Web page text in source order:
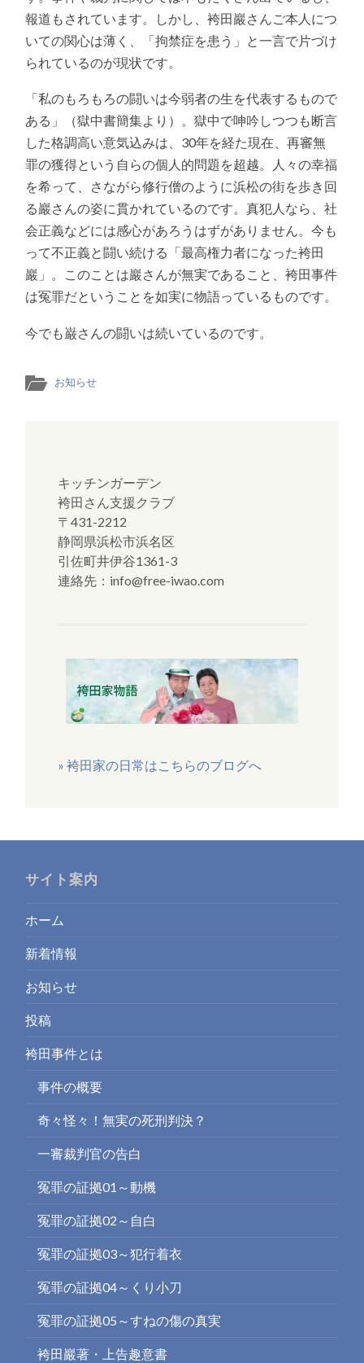
報道もされています。しかし、袴田巖さんご本人につ
いての関心は薄く、「拘禁症を患う」と一言で片づけ
られているのが現状です。
「私のもろもろの闘いは今弱者の生を代表するもので
ある」（獄中書簡集より）。獄中で呻吟しつつも断言
した格調高い意気込みは、30年を経た現在、再審無
罪の獲得という自らの個人的問題を超越。人々の幸福
を希って、さながら修行僧のように浜松の街を歩き回
る巖さんの姿に貫かれているのです。真犯人なら、社
会正義などには感心があろうはずがありません。今も
って不正義と闘い続ける「最高権力者になった袴田
巖」。このことは巖さんが無実であること、袴田事件
は冤罪だということを如実に物語っているものです。
今でも巌さんの闘いは続いているのです。
お知らせ
キッチンガーデン
袴田さん支援クラブ
〒431-2212
静岡県浜松市浜名区
引佐町井伊谷1361-3
連絡先：info@free-iwao.com
» 袴田家の日常はこちらのブログへ
サイト案内
ホーム
新着情報
お知らせ
投稿
袴田事件とは
事件の概要
奇々怪々！無実の死刑判決？
一審裁判官の告白
冤罪の証拠01～動機
冤罪の証拠02～自白
冤罪の証拠03～犯行着衣
冤罪の証拠04～くり小刀
冤罪の証拠05～すねの傷の真実
袴田巖著・上告趣意書